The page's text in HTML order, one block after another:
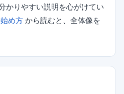
かりやすい説明を心がけてい
め方 から読むと、全体像を